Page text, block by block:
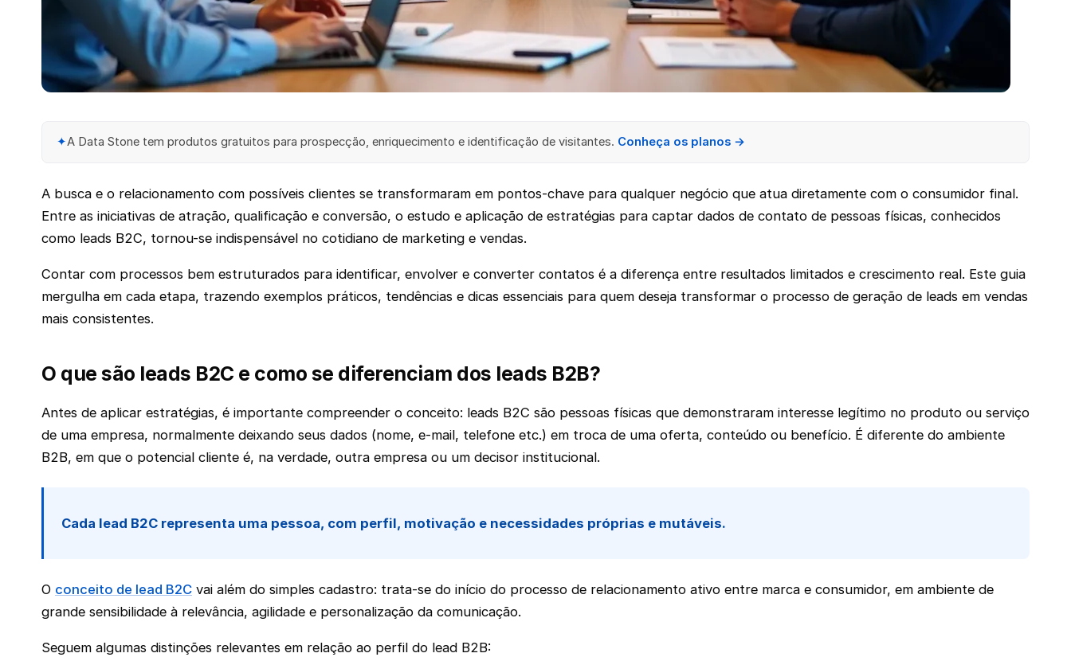
✦A Data Stone tem produtos gratuitos para prospecção, enriquecimento e identificação de visitantes. Conheça os planos →
A busca e o relacionamento com possíveis clientes se transformaram em pontos-chave para qualquer negócio que atua diretamente com o consumidor final.
Entre as iniciativas de atração, qualificação e conversão, o estudo e aplicação de estratégias para captar dados de contato de pessoas físicas, conhecidos
como leads B2C, tornou-se indispensável no cotidiano de marketing e vendas.
Contar com processos bem estruturados para identificar, envolver e converter contatos é a diferença entre resultados limitados e crescimento real. Este guia
mergulha em cada etapa, trazendo exemplos práticos, tendências e dicas essenciais para quem deseja transformar o processo de geração de leads em vendas
mais consistentes.
O que são leads B2C e como se diferenciam dos leads B2B?
Antes de aplicar estratégias, é importante compreender o conceito: leads B2C são pessoas físicas que demonstraram interesse legítimo no produto ou serviço
de uma empresa, normalmente deixando seus dados (nome, e-mail, telefone etc.) em troca de uma oferta, conteúdo ou benefício. É diferente do ambiente
B2B, em que o potencial cliente é, na verdade, outra empresa ou um decisor institucional.
Cada lead B2C representa uma pessoa, com perfil, motivação e necessidades próprias e mutáveis.
O conceito de lead B2C vai além do simples cadastro: trata-se do início do processo de relacionamento ativo entre marca e consumidor, em ambiente de
grande sensibilidade à relevância, agilidade e personalização da comunicação.
Seguem algumas distinções relevantes em relação ao perfil do lead B2B: